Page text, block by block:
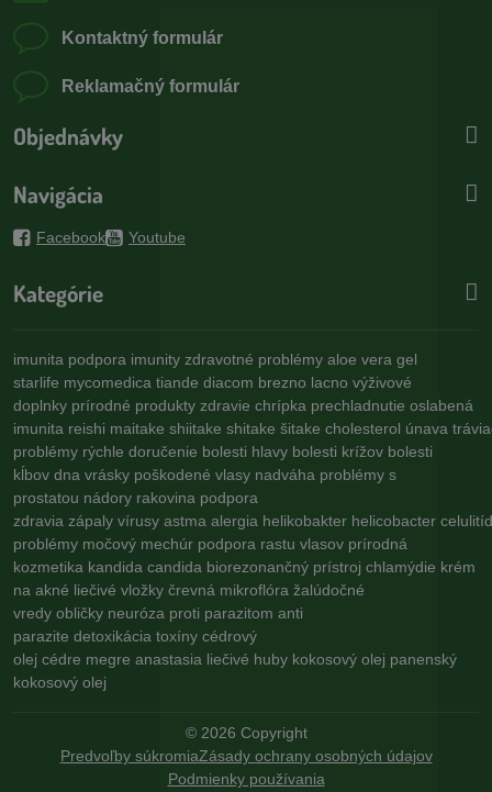
Kontaktný formulár
Reklamačný formulár
Objednávky
Navigácia
Facebook Youtube
Kategórie
imunita podpora imunity zdravotné problémy aloe vera gel
starlife mycomedica tiande diacom brezno lacno výživové
doplnky prírodné produkty zdravie chrípka prechladnutie oslabená
imunita reishi maitake shiitake shitake šitake cholesterol únava
problémy rýchle doručenie bolesti hlavy bolesti krížov bolesti
kĺbov dna vrásky poškodené vlasy nadváha problémy s
prostatou nádory rakovina podpora
zdravia zápaly vírusy astma alergia helikobakter helicobacter
problémy močový mechúr podpora rastu vlasov prírodná
kozmetika kandida candida biorezonančný prístroj chlamýdie krém
na akné liečivé vložky črevná mikroflóra žalúdočné
vredy obličky neuróza proti parazitom anti
parazite detoxikácia toxíny cédrový
olej cédre megre anastasia liečivé huby kokosový olej panenský
kokosový olej
© 2026 Copyright
Predvoľby súkromiaZásady ochrany osobných údajov
Podmienky používania